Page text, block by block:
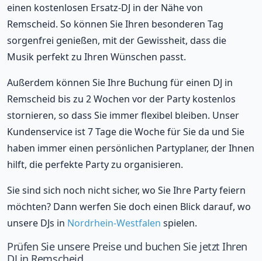
einen kostenlosen Ersatz-DJ in der Nähe von
Remscheid. So können Sie Ihren besonderen Tag
sorgenfrei genießen, mit der Gewissheit, dass die
Musik perfekt zu Ihren Wünschen passt.
Außerdem können Sie Ihre Buchung für einen DJ in
Remscheid bis zu 2 Wochen vor der Party kostenlos
stornieren, so dass Sie immer flexibel bleiben. Unser
Kundenservice ist 7 Tage die Woche für Sie da und Sie
haben immer einen persönlichen Partyplaner, der Ihnen
hilft, die perfekte Party zu organisieren.
Sie sind sich noch nicht sicher, wo Sie Ihre Party feiern
möchten? Dann werfen Sie doch einen Blick darauf, wo
unsere DJs in Nordrhein-Westfalen spielen.
Prüfen Sie unsere Preise und buchen Sie jetzt Ihren